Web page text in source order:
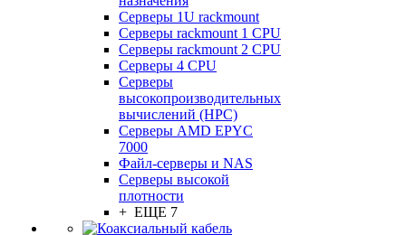
Серверы 1U rackmount
Серверы rackmount 1 CPU
Серверы rackmount 2 CPU
Серверы 4 CPU
Серверы
высокопроизводительных
вычислений (HPC)
Серверы AMD EPYC
7000
Файл-серверы и NAS
Серверы высокой
плотности
+ ЕЩЕ 7